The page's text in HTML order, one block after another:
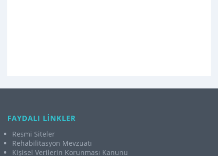
FAYDALI LİNKLER
Resmi Siteler
Rehabilitasyon Mevzuatı
Kişisel Verilerin Korunması Kanunu